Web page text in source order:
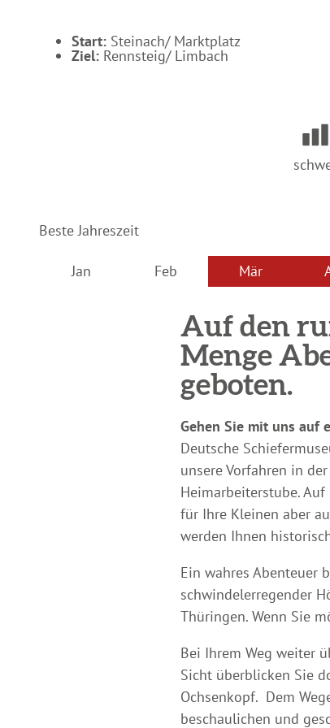
Start: Steinach/ Marktplatz
Ziel: Rennsteig/ Limbach
Beste Jahreszeit
Jan Feb Mär
Auf den
Menge
geboten.
Gehen Sie mit uns auf
Deutsche
unsere Vorfahren in
Heimarbeiterstube.Auf
für Ihre Kleinen aber
werden Ihnen
Ein wahres Abenteuer
schwindelerregender
Thüringen. Wenn Sie
Bei Ihrem Weg weiter
Sicht überblicken Sie
Ochsenkopf. Dem
beschaulichen und